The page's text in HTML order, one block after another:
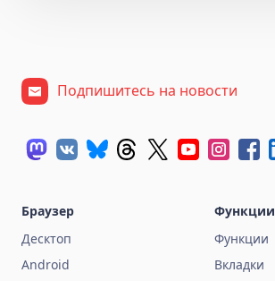
Подпишитесь на новости
Браузер
Десктоп
Android
Функции
Функции
Вкладки